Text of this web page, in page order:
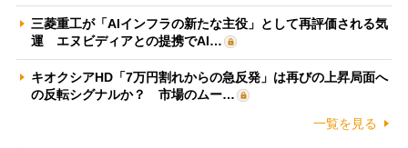
三菱重工が「AIインフラの新たな主役」として再評価される気
運 エヌビディアとの提携でAI…
キオクシアHD「7万円割れからの急反発」は再びの上昇局面へ
の反転シグナルか？ 市場のムー…
一覧を見る